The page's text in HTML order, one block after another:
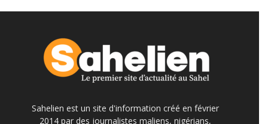
Sahelien est un site d'information créé en février
2014 par des journalistes maliens, nigérians,